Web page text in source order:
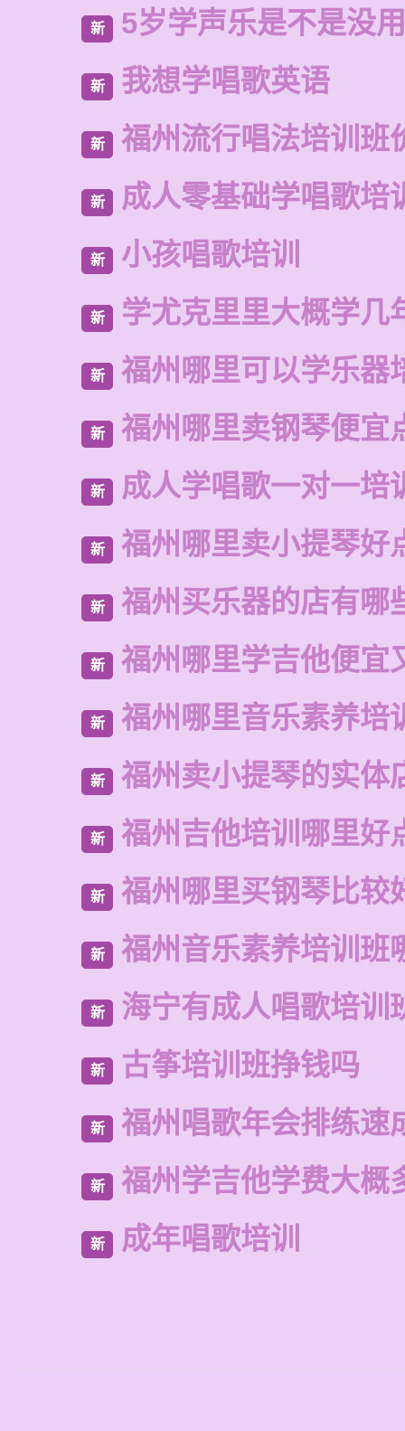
新 5岁学声乐是不是没用
新 我想学唱歌英语
新 福州流行唱法培训班
新 成人零基础学唱歌培
新 小孩唱歌培训
新 学尤克里里大概学几
新 福州哪里可以学乐器
新 福州哪里卖钢琴便宜
新 成人学唱歌一对一培
新 福州哪里卖小提琴好
新 福州买乐器的店有哪
新 福州哪里学吉他便宜
新 福州哪里音乐素养培
新 福州卖小提琴的实体
新 福州吉他培训哪里好
新 福州哪里买钢琴比较
新 福州音乐素养培训班
新 海宁有成人唱歌培训
新 古筝培训班挣钱吗
新 福州唱歌年会排练速
新 福州学吉他学费大概
新 成年唱歌培训